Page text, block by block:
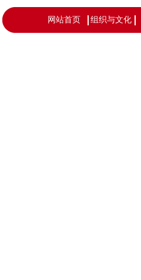
网站首页 组织与文化